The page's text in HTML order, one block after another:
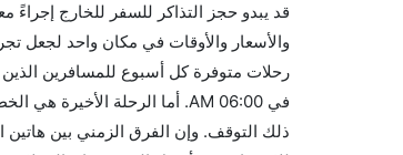
قد يبدو حجز التذاكر للسفر للخارج إجراءً
رحلات متوفرة كل أسبوع للمسافرين